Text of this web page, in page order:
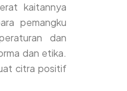
kaitannya
pemangku
dan
dan etika.
citra positif